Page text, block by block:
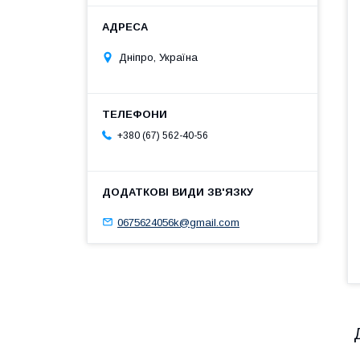
Дніпро, Україна
+380 (67) 562-40-56
0675624056k@gmail.com